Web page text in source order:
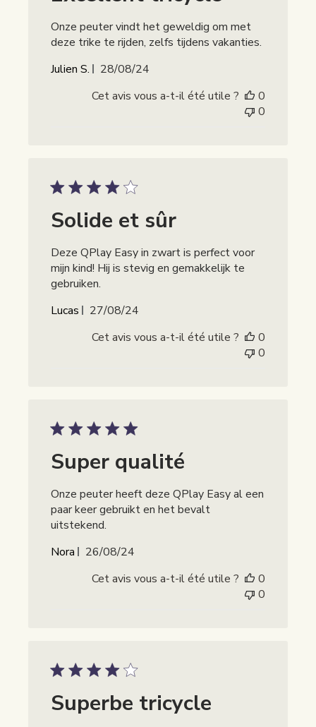
Onze peuter vindt het geweldig om met
deze trike te rijden, zelfs tijdens vakanties.
Julien S.
Publicatiedatum
28/08/24
Cet avis vous a-t-il été utile ?
0
0
Solide et sûr
Deze QPlay Easy in zwart is perfect voor
mijn kind! Hij is stevig en gemakkelijk te
gebruiken.
Lucas
Publicatiedatum
27/08/24
Cet avis vous a-t-il été utile ?
0
0
Super qualité
Onze peuter heeft deze QPlay Easy al een
paar keer gebruikt en het bevalt
uitstekend.
Nora
Publicatiedatum
26/08/24
Cet avis vous a-t-il été utile ?
0
0
Superbe tricycle